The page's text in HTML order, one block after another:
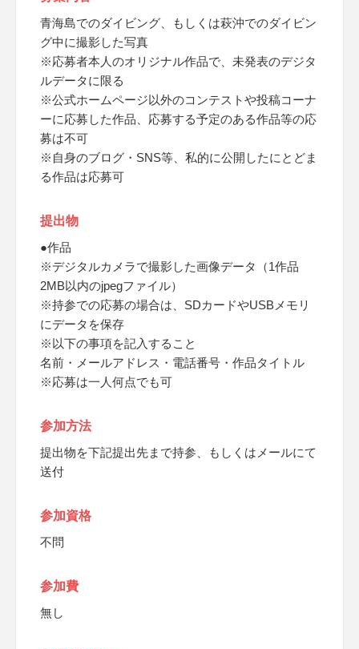
青海島でのダイビング、もしくは萩沖でのダイビン
グ中に撮影した写真
※応募者本人のオリジナル作品で、未発表のデジタ
ルデータに限る
※公式ホームページ以外のコンテストや投稿コーナ
ーに応募した作品、応募する予定のある作品等の応
募は不可
※自身のブログ・SNS等、私的に公開したにとどま
る作品は応募可
提出物
●作品
※デジタルカメラで撮影した画像データ（1作品
2MB以内のjpegファイル）
※持参での応募の場合は、SDカードやUSBメモリ
にデータを保存
※以下の事項を記入すること
名前・メールアドレス・電話番号・作品タイトル
※応募は一人何点でも可
参加方法
提出物を下記提出先まで持参、もしくはメールにて
送付
参加資格
不問
参加費
無し